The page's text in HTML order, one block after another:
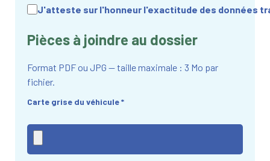
J'atteste sur l'honneur l'exactitude des données
Pièces à joindre au dossier
Format PDF ou JPG — taille maximale : 3 Mo par
fichier.
Carte grise du véhicule*